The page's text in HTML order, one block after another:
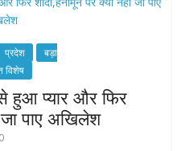
प्रदेश
बड़ा
विशेष
प्यार और फिर
जा पाए अखिलेश
0